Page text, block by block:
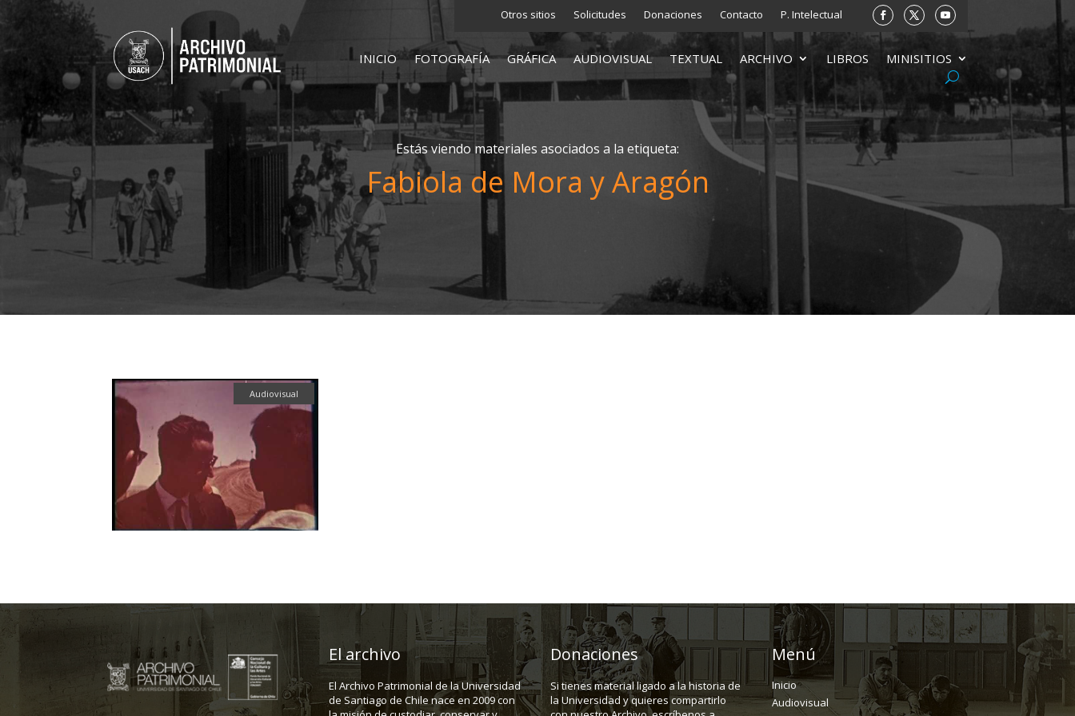
Otros sitios Solicitudes Donaciones Contacto P. Intelectual
INICIO FOTOGRAFÍA GRÁFICA AUDIOVISUAL TEXTUAL ARCHIVO LIBROS MINISITIOS
Estás viendo materiales asociados a la etiqueta:
Fabiola de Mora y Aragón
Audiovisual
El archivo
El Archivo Patrimonial de la Universidad
de Santiago de Chile nace en 2009 con
Donaciones
Si tienes material ligado a la historia de
la Universidad y quieres compartirlo
Menú
Inicio
Audiovisual